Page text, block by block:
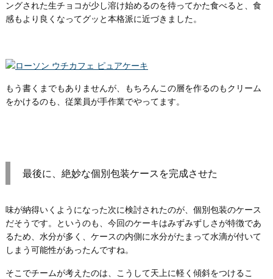
ングされた生チョコが少し溶け始めるのを待ってかた食べると、食
感もより良くなってグッと本格派に近づきました。
もう書くまでもありませんが、もちろんこの層を作るのもクリーム
をかけるのも、従業員が手作業でやってます。
最後に、絶妙な個別包装ケースを完成させた
味が納得いくようになった次に検討されたのが、個別包装のケース
だそうです。というのも、今回のケーキはみずみずしさが特徴であ
るため、水分が多く、ケースの内側に水分がたまって水滴が付いて
しまう可能性があったんですね。
そこでチームが考えたのは、こうして天上に軽く傾斜をつけるこ